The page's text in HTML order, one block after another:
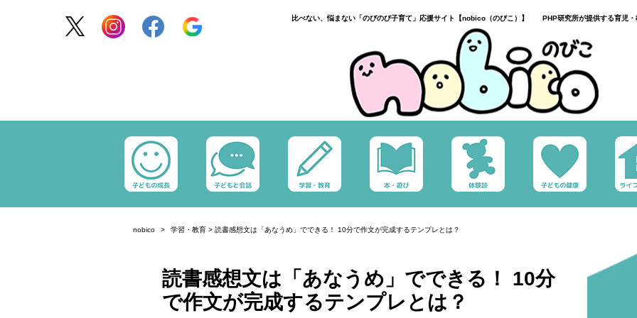
比べない、悩まない「のびのび子育て」応援サイト【nobico（のびこ）】 PHP研究所が提供する育児・
nobico 学習・教育 > 読書感想文は「あなうめ」でできる！ 10分で作文が完成するテンプレとは？
読書感想文は「あなうめ」でできる！ 10分
で作文が完成するテンプレとは？